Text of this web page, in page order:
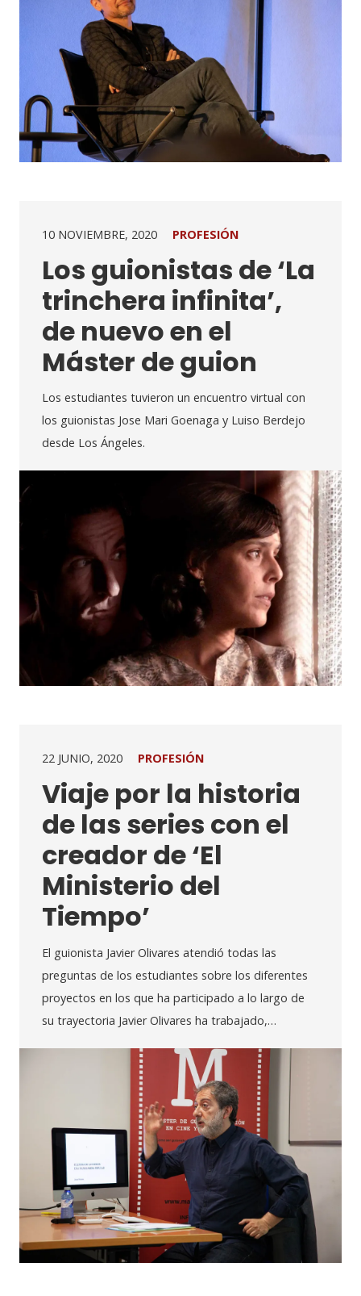
10 NOVIEMBRE, 2020 PROFESIÓN
Los guionistas de ‘La
trinchera infinita’,
de nuevo en el
Máster de guion
Los estudiantes tuvieron un encuentro virtual con
los guionistas Jose Mari Goenaga y Luiso Berdejo
desde Los Ángeles.
22 JUNIO, 2020 PROFESIÓN
Viaje por la historia
de las series con el
creador de ‘El
Ministerio del
Tiempo’
El guionista Javier Olivares atendió todas las
preguntas de los estudiantes sobre los diferentes
proyectos en los que ha participado a lo largo de
su trayectoria Javier Olivares ha trabajado,…